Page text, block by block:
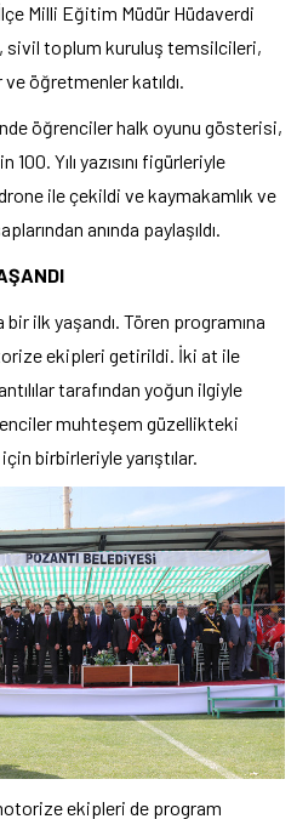
Milli Eğitim Müdür Hüdaverdi
sivil toplum kuruluş temsilcileri,
öğretmenler katıldı.
öğrenciler halk oyunu gösterisi,
Yılı yazısını figürleriyle
ile çekildi ve kaymakamlık ve
anında paylaşıldı.
bir ilk yaşandı. Tören programına
ekipleri getirildi. İki at ile
tarafından yoğun ilgiyle
muhteşem güzellikteki
birbirleriyle yarıştılar.
ekipleri de program